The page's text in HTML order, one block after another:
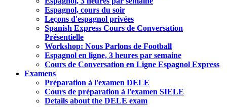
Espagnol, cours du soir
Leçons d'espagnol privées
Spanish Express Cours de Conversation
Présentielle
Workshop: Nous Parlons de Football
Espagnol en ligne, 3 heures par semaine
Cours de Conversation en Ligne Espagnol Express
Examens
Préparation à l'examen DELE
Cours de préparation à l'examen SIELE
Details about the DELE exam